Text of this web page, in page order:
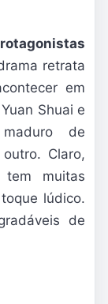
retrata
em
Shuai e
de
Claro,
muitas
lúdico.
de